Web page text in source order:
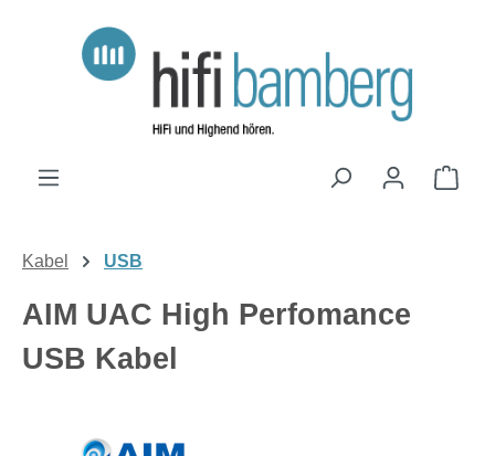
Zum Hauptinhalt springen
Kabel USB
AIM UAC High Perfomance
USB Kabel